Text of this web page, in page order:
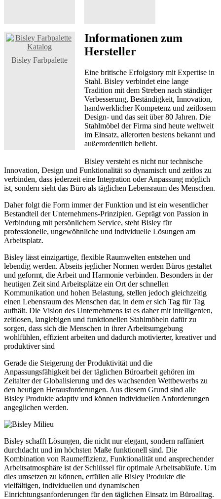
Bisley Farbpalette
Informationen zum
Hersteller
Eine britische Erfolgstory mit Expertise in
Stahl. Bisley verbindet eine lange
Tradition mit dem Streben nach ständiger
Verbesserung, Beständigkeit, Innovation,
handwerklicher Kompetenz und zeitlosem
Design- und das seit über 80 Jahren. Die
Stahlmöbel der Firma sind heute weltweit
im Einsatz, allerorten bestens bekannt und
außerordentlich beliebt.
Bisley versteht es nicht nur technische
Innovation, Design und Funktionalität so dynamisch und zeitlos zu
verbinden, dass jederzeit eine Integration oder Anpassung möglich
ist, sondern sieht das Büro als täglichen Lebensraum des Menschen.
Daher folgt die Form immer der Funktion und ist ein wesentlicher
Bestandteil der Unternehmens-Prinzipien. Geprägt von Passion in
Verbindung mit persönlichem Service, steht Bisley für
professionelle, ungewöhnliche und individuelle Lösungen am
Arbeitsplatz.
Bisley lässt einzigartige, flexible Raumwelten entstehen und
lebendig werden. Abseits jeglicher Normen werden Büros gestaltet
und geformt, die Arbeit und Harmonie verbinden. Besonders in der
heutigen Zeit sind Arbeitsplätze ein Ort der schnellen
Kommunikation und hohen Belastung, stellen jedoch gleichzeitig
einen Lebensraum des Menschen dar, in dem er sich Tag für Tag
aufhält. Die Vision des Unternehmens ist es daher mit intelligenten,
zeitlosen, langlebigen und funktionellen Stahlmöbeln dafür zu
sorgen, dass sich die Menschen in ihrer Arbeitsumgebung
wohlfühlen, effizient arbeiten und dadurch motivierter, kreativer und
produktiver sind
Gerade die Steigerung der Produktivität und die
Anpassungsfähigkeit bei der täglichen Büroarbeit gehören im
Zeitalter der Globalisierung und des wachsenden Wettbewerbs zu
den heutigen Herausforderungen. Aus diesem Grund sind alle
Bisley Produkte adaptiv und können individuellen Anforderungen
angeglichen werden.
Bisley schafft Lösungen, die nicht nur elegant, sondern raffiniert
durchdacht und im höchsten Maße funktionell sind. Die
Kombination von Raumeffizienz, Funktionalität und ansprechender
Arbeitsatmosphäre ist der Schlüssel für optimale Arbeitsabläufe. Um
dies umsetzen zu können, erfüllen alle Bisley Produkte die
vielfältigen, individuellen und dynamischen
Einrichtungsanforderungen für den täglichen Einsatz im Büroalltag.